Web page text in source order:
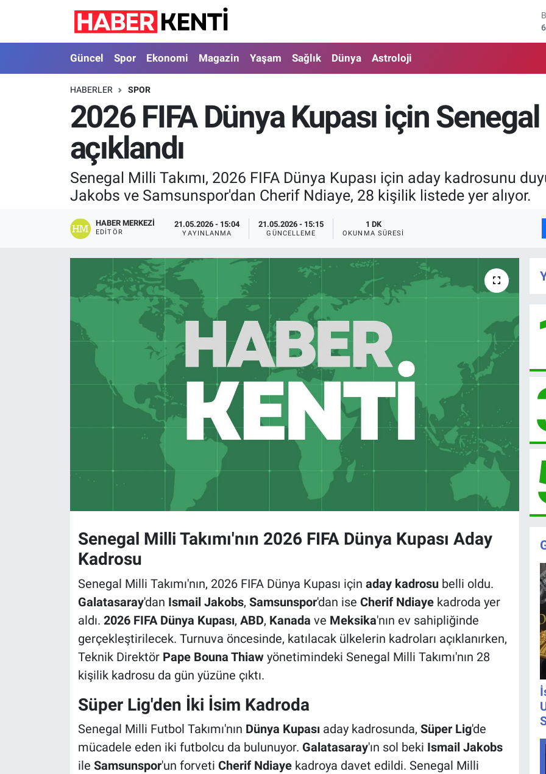
Güncel Spor Ekonomi Magazin Yaşam Sağlık Dünya Astroloji
HABERLER SPOR
2026 FIFA Dünya Kupası için
açıklandı
Senegal Milli Takımı, 2026 FIFA Dünya Kupası için aday kadrosunu
Jakobs ve Samsunspor'dan Cherif Ndiaye, 28 kişilik listede yer alıyor.
HABER MERKEZI
EDITÖR
21.05.2026 - 15:04
YAYINLANMA
21.05.2026 - 15:15
GÜNCELLEME
1 DK
OKUNMA SÜRESI
Senegal Milli Takımı'nın 2026 FIFA Dünya Kupası Aday
Kadrosu
Senegal Milli Takımı'nın, 2026 FIFA Dünya Kupası için aday kadrosubelli oldu.
Galatasaray'dan Ismail Jakobs, Samsunspor'dan ise Cherif Ndiayekadroda yer
aldı. 2026 FIFA Dünya Kupası, ABD, Kanada ve Meksika'nın ev sahipliğinde
gerçekleştirilecek. Turnuva öncesinde, katılacak ülkelerin kadroları açıklanırken,
Teknik Direktör Pape Bouna Thiawyönetimindeki Senegal Milli Takımı'nın 28
kişilik kadrosu da gün yüzüne çıktı.
Süper Lig'den İki İsim Kadroda
Senegal Milli Futbol Takımı'nın Dünya Kupasıaday kadrosunda, Süper Lig'de
mücadele eden iki futbolcu da bulunuyor. Galatasaray'ın sol beki Ismail Jakobs
ile Samsunspor'un forveti Cherif Ndiayekadroya davet edildi. Senegal Milli
Güncel
Spor
Ekonomi
Magazin
Nöbetçi Eczaneler
Hava Durumu
İstanbul Namaz Vakitleri
Trafik Durumu
Süper Lig Puan Durumu ve Fikstür
Tüm Manşetler
Son Dakika Haberleri